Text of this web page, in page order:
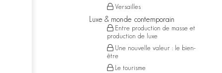
Versailles
Luxe & monde contemporain
Entre production de masse et
production de luxe
Une nouvelle valeur : le bien-
être
Le tourisme